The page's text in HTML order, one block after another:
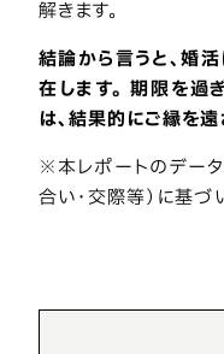
解きます。
結論から言うと、婚
在します。 期限を過
は、結果的にご縁を遠
※本レポートのデー
合い・交際等）に基づ